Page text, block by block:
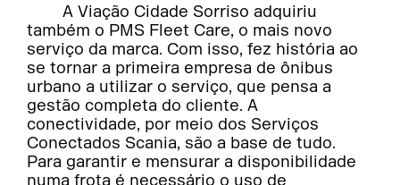
A Viação Cidade Sorriso adquiriu
também o PMS Fleet Care, o mais novo
serviço da marca. Com isso, fez história ao
se tornar a primeira empresa de ônibus
urbano a utilizar o serviço, que pensa a
gestão completa do cliente. A
conectividade, por meio dos Serviços
Conectados Scania, são a base de tudo.
Para garantir e mensurar a disponibilidade
numa frota é necessário o uso de